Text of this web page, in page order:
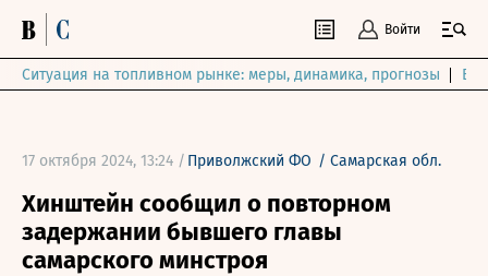
Войти
Ситуация на топливном рынке: меры, динамика, прогнозы
17 октября 2024, 13:24 / Приволжский ФО / Самарская обл.
Хинштейн сообщил о повторном
задержании бывшего главы
самарского минстроя